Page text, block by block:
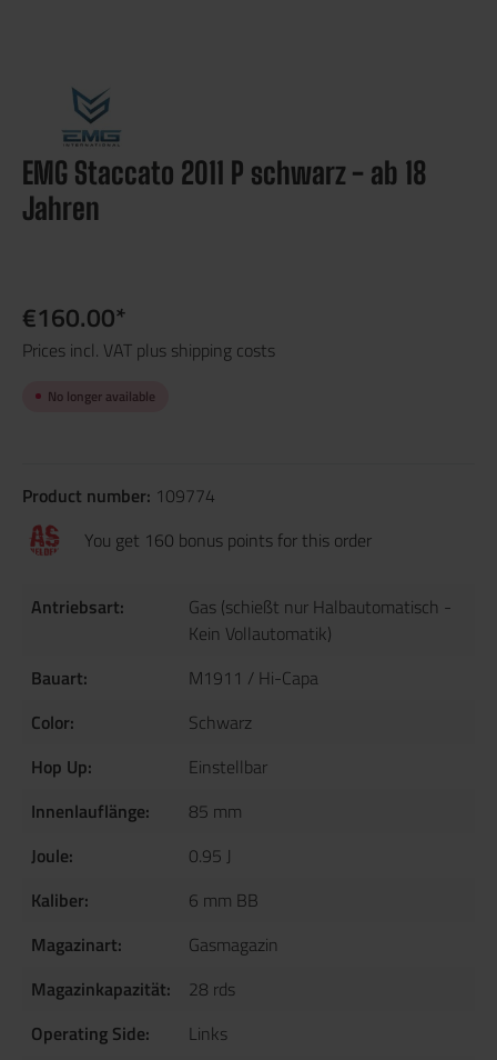
EMG Staccato 2011 P schwarz - ab 18
Jahren
€160.00*
Prices incl. VAT plus shipping costs
No longer available
Product number: 109774
You get 160 bonus points for this order
Antriebsart:
Gas (schießt nur Halbautomatisch -
Kein Vollautomatik)
Bauart:
M1911 / Hi-Capa
Color:
Schwarz
Hop Up:
Einstellbar
Innenlauflänge:
85 mm
Joule:
0.95 J
Kaliber:
6 mm BB
Magazinart:
Gasmagazin
Magazinkapazität:
28 rds
Operating Side:
Links